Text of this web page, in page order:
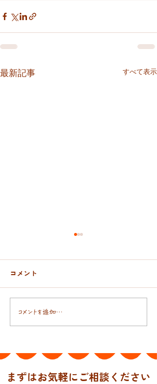
最新記事 すべて表示
おんぶ紐と抱っこ紐
コメント
コメントを追加…
まずはお気軽にご相談ください